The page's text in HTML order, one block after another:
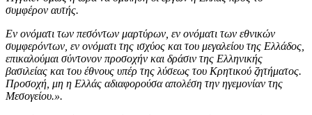
συμφέρον αυτής.
Εν ονόματι των πεσόντων μαρτύρων, εν ονόματι των εθνικών
συμφερόντων, εν ονόματι της ισχύος και του μεγαλείου της Ελλάδος,
επικαλούμαι σύντονον προσοχήν και δράσιν της Ελληνικής
βασιλείας και του έθνους υπέρ της λύσεως του Κρητικού ζητήματος.
Προσοχή, μη η Ελλάς αδιαφορούσα απολέση την ηγεμονίαν της
Μεσογείου.».